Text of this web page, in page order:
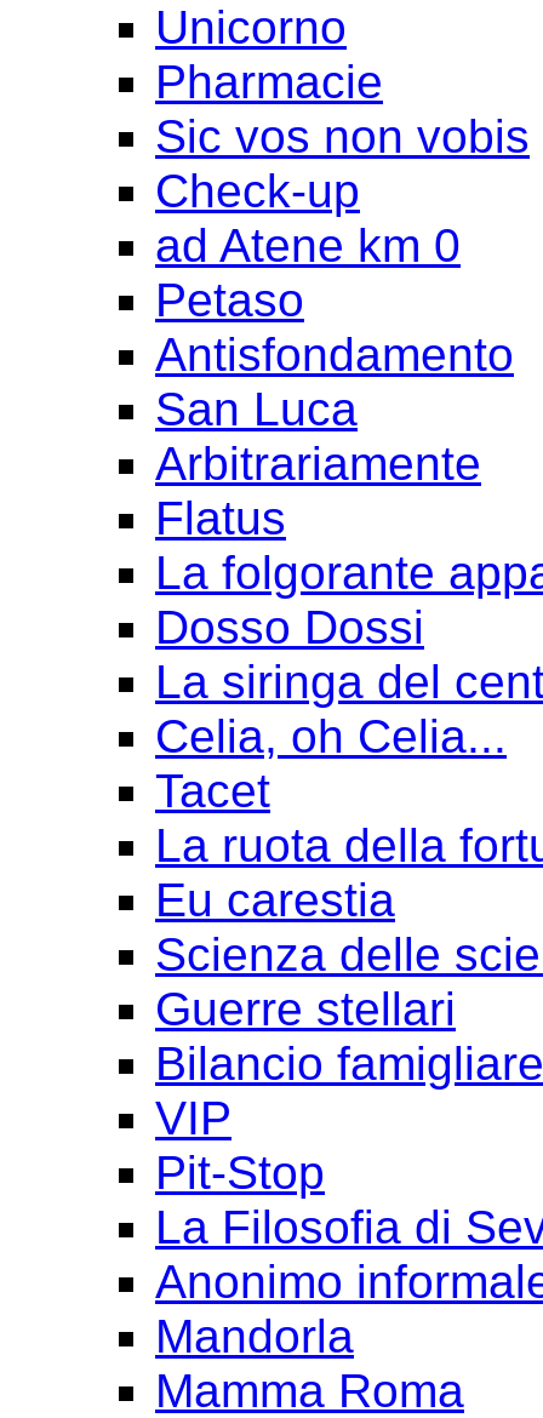
Unicorno
Pharmacie
Sic vos non vobis
Check-up
ad Atene km 0
Petaso
Antisfondamento
San Luca
Arbitrariamente
Flatus
La folgorante
Dosso Dossi
La siringa del
Celia, oh Celia...
Tacet
La ruota della
Eu carestia
Scienza delle
Guerre stellari
Bilancio famigliare
VIP
Pit-Stop
La Filosofia di
Anonimo
Mandorla
Mamma Roma